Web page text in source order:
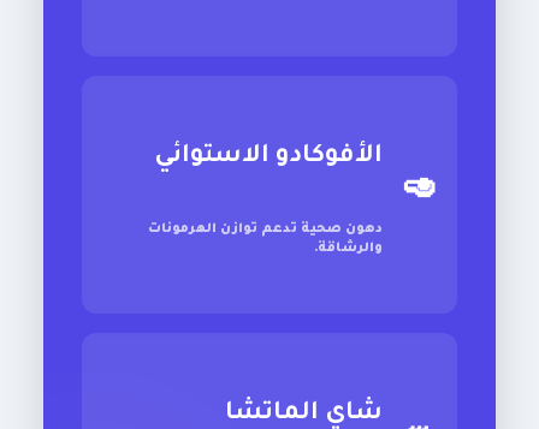
🥑
الأفوكادو الاستوائي
دهون صحية تدعم توازن الهرمونات
والرشاقة.
شاي الماتشا